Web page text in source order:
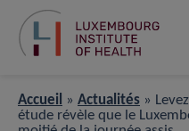
Accueil » Actualités »
étude révèle que le